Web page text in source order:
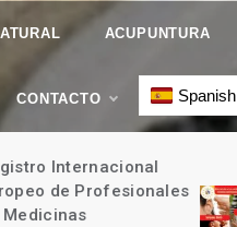
ACUPUNTURA
CONTACTO Spanish
Internacional
de Profesionales